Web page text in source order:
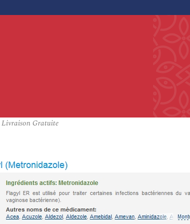
Livraison Gratuite